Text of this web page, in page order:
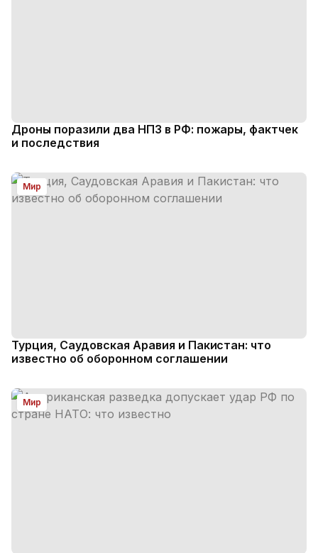
Дроны поразили два НПЗ в РФ: пожары, фактчек
и последствия
Мир
Турция, Саудовская Аравия и Пакистан: что
известно об оборонном соглашении
Мир